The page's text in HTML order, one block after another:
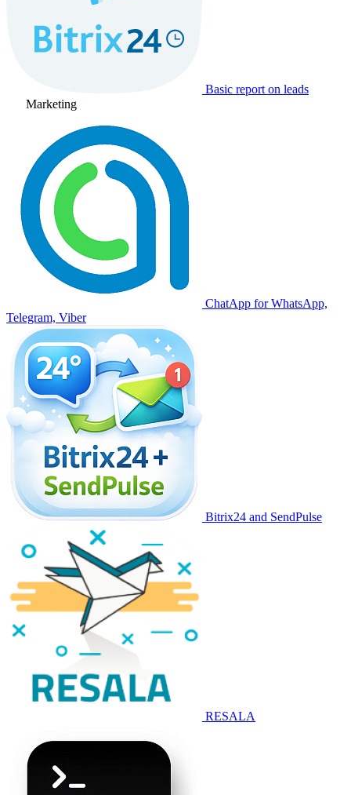
Basic report on leads
Marketing
ChatApp for WhatsApp,
Telegram, Viber
Bitrix24 and SendPulse
RESALA